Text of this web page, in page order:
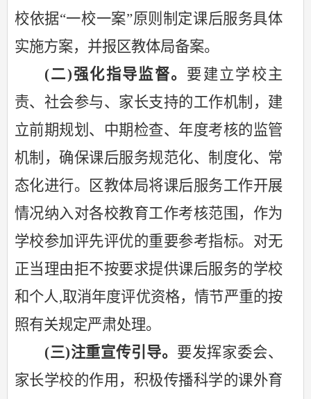
校依据“一校一案”原则制定课后服务具体
实施方案，并报区教体局备案。
(二)强化指导监督。 要建立学校主
责、社会参与、家长支持的工作机制，建
立前期规划、中期检查、年度考核的监管
机制，确保课后服务规范化、制度化、常
态化进行。区教体局将课后服务工作开展
情况纳入对各校教育工作考核范围，作为
学校参加评先评优的重要参考指标。对无
正当理由拒不按要求提供课后服务的学校
和个人,取消年度评优资格，情节严重的按
照有关规定严肃处理。
(三)注重宣传引导。 要发挥家委会、
家长学校的作用，积极传播科学的课外育